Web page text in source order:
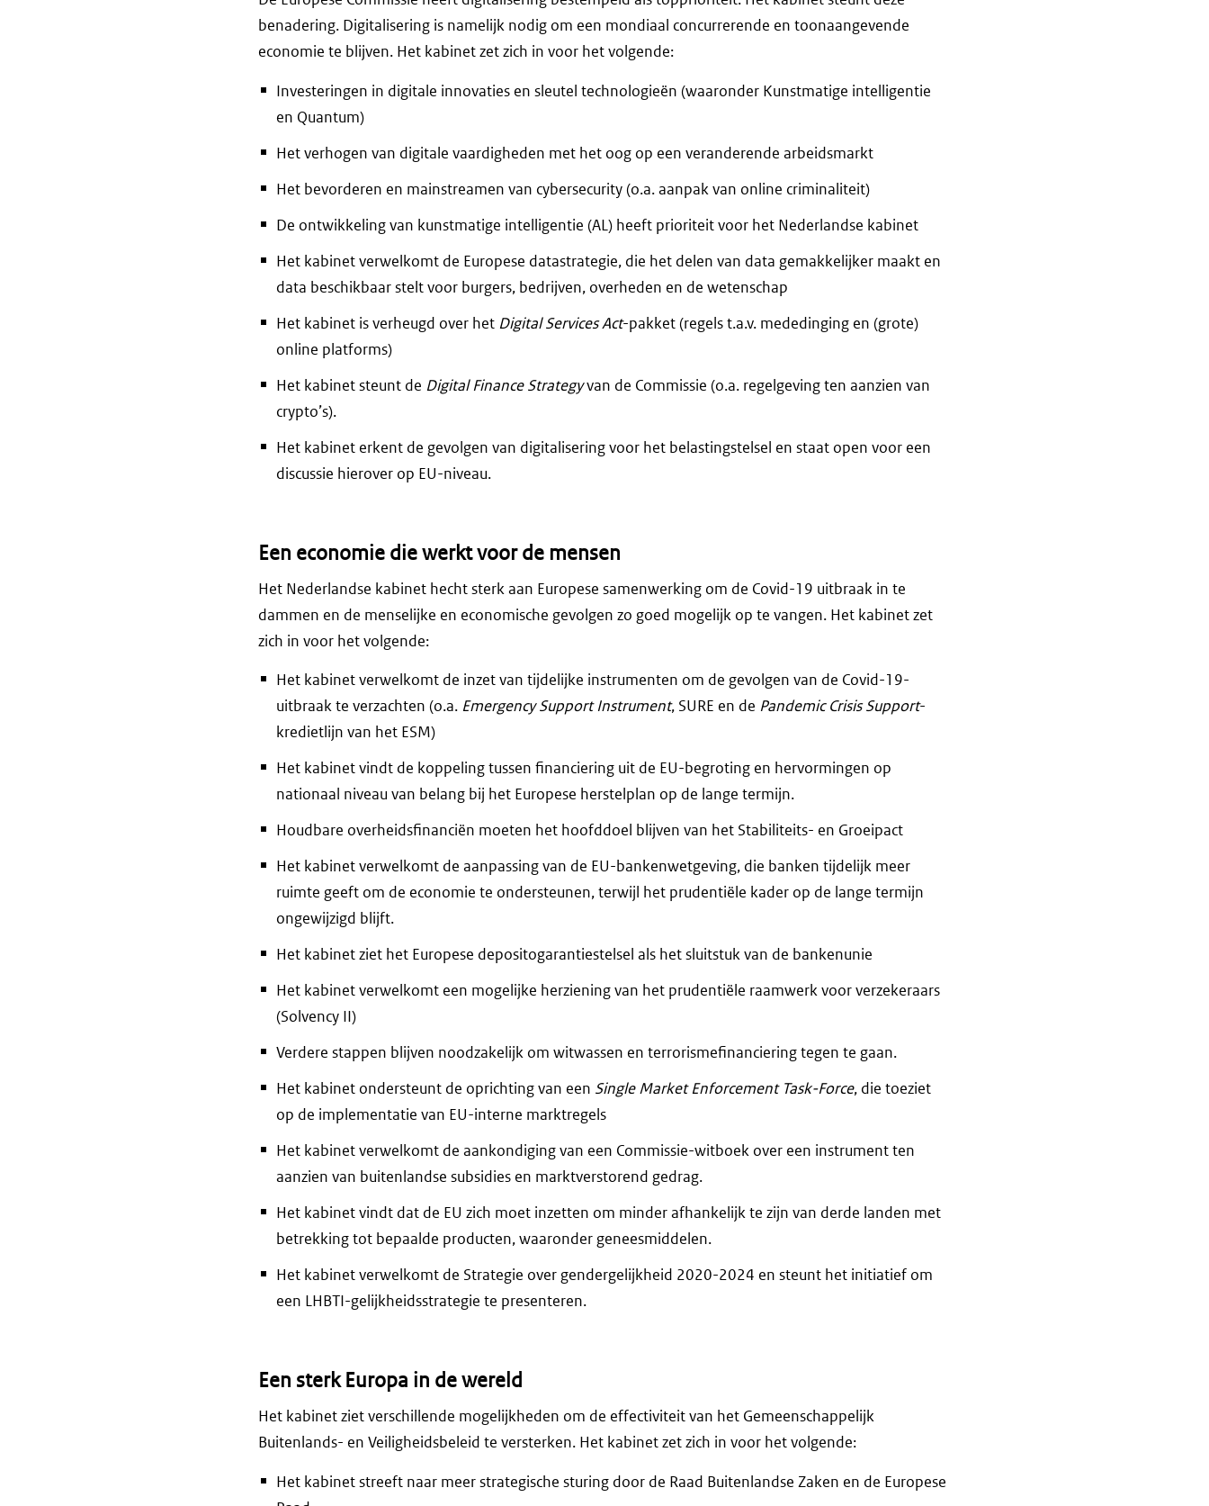
benadering. Digitalisering is namelijk nodig om een mondiaal concurrerende en toonaangevende
economie te blijven. Het kabinet zet zich in voor het volgende:
Investeringen in digitale innovaties en sleutel technologieën (waaronder Kunstmatige intelligentie
en Quantum)
Het verhogen van digitale vaardigheden met het oog op een veranderende arbeidsmarkt
Het bevorderen en mainstreamen van cybersecurity (o.a. aanpak van online criminaliteit)
De ontwikkeling van kunstmatige intelligentie (AL) heeft prioriteit voor het Nederlandse kabinet
Het kabinet verwelkomt de Europese datastrategie, die het delen van data gemakkelijker maakt en
data beschikbaar stelt voor burgers, bedrijven, overheden en de wetenschap
Het kabinet is verheugd over het Digital Services Act-pakket (regels t.a.v. mededinging en (grote)
online platforms)
Het kabinet steunt de Digital Finance Strategyvan de Commissie (o.a. regelgeving ten aanzien van
crypto’s).
Het kabinet erkent de gevolgen van digitalisering voor het belastingstelsel en staat open voor een
discussie hierover op EU-niveau.
Een economie die werkt voor de mensen
Het Nederlandse kabinet hecht sterk aan Europese samenwerking om de Covid-19 uitbraak in te
dammen en de menselijke en economische gevolgen zo goed mogelijk op te vangen. Het kabinet zet
zich in voor het volgende:
Het kabinet verwelkomt de inzet van tijdelijke instrumenten om de gevolgen van de Covid-19-
uitbraak te verzachten (o.a. Emergency Support Instrument, SURE en de Pandemic Crisis Support-
kredietlijn van het ESM)
Het kabinet vindt de koppeling tussen financiering uit de EU-begroting en hervormingen op
nationaal niveau van belang bij het Europese herstelplan op de lange termijn.
Houdbare overheidsfinanciën moeten het hoofddoel blijven van het Stabiliteits- en Groeipact
Het kabinet verwelkomt de aanpassing van de EU-bankenwetgeving, die banken tijdelijk meer
ruimte geeft om de economie te ondersteunen, terwijl het prudentiële kader op de lange termijn
ongewijzigd blijft.
Het kabinet ziet het Europese depositogarantiestelsel als het sluitstuk van de bankenunie
Het kabinet verwelkomt een mogelijke herziening van het prudentiële raamwerk voor verzekeraars
(Solvency II)
Verdere stappen blijven noodzakelijk om witwassen en terrorismefinanciering tegen te gaan.
Het kabinet ondersteunt de oprichting van een Single Market Enforcement Task-Force, die toeziet
op de implementatie van EU-interne marktregels
Het kabinet verwelkomt de aankondiging van een Commissie-witboek over een instrument ten
aanzien van buitenlandse subsidies en marktverstorend gedrag.
Het kabinet vindt dat de EU zich moet inzetten om minder afhankelijk te zijn van derde landen met
betrekking tot bepaalde producten, waaronder geneesmiddelen.
Het kabinet verwelkomt de Strategie over gendergelijkheid 2020-2024 en steunt het initiatief om
een LHBTI-gelijkheidsstrategie te presenteren.
Een sterk Europa in de wereld
Het kabinet ziet verschillende mogelijkheden om de effectiviteit van het Gemeenschappelijk
Buitenlands- en Veiligheidsbeleid te versterken. Het kabinet zet zich in voor het volgende:
Het kabinet streeft naar meer strategische sturing door de Raad Buitenlandse Zaken en de Europese